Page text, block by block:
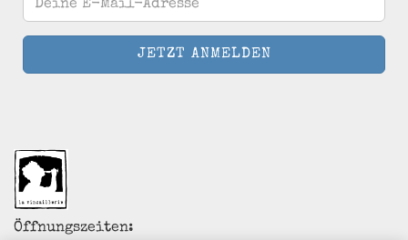
Öffnungszeiten: